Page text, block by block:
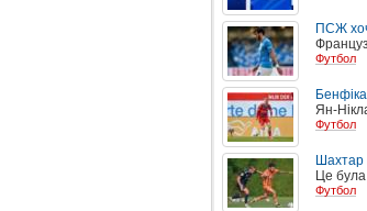
ПСЖ
Футбол
Ян-
Футбол
Шахтар
Це
Футбол